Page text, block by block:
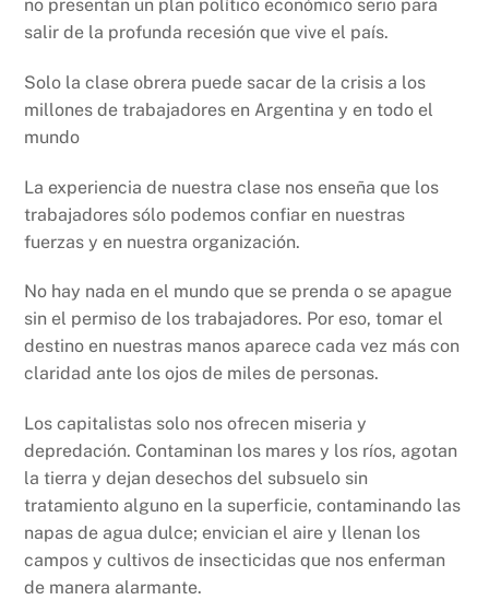
no presentan un plan político económico serio para
salir de la profunda recesión que vive el país.
Solo la clase obrera puede sacar de la crisis a los
millones de trabajadores en Argentina y en todo el
mundo
La experiencia de nuestra clase nos enseña que los
trabajadores sólo podemos confiar en nuestras
fuerzas y en nuestra organización.
No hay nada en el mundo que se prenda o se apague
sin el permiso de los trabajadores. Por eso, tomar el
destino en nuestras manos aparece cada vez más con
claridad ante los ojos de miles de personas.
Los capitalistas solo nos ofrecen miseria y
depredación. Contaminan los mares y los ríos, agotan
la tierra y dejan desechos del subsuelo sin
tratamiento alguno en la superficie, contaminando las
napas de agua dulce; envician el aire y llenan los
campos y cultivos de insecticidas que nos enferman
de manera alarmante.